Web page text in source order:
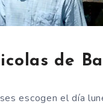
de
escogen el día